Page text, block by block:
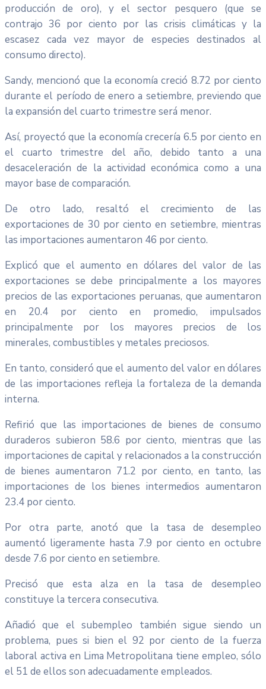
producción de oro), y el sector pesquero (que se
contrajo 36 por ciento por las crisis climáticas y la
escasez cada vez mayor de especies destinados al
consumo directo).
Sandy, mencionó que la economía creció 8.72 por ciento
durante el período de enero a setiembre, previendo que
la expansión del cuarto trimestre será menor.
Así, proyectó que la economía crecería 6.5 por ciento en
el cuarto trimestre del año, debido tanto a una
desaceleración de la actividad económica como a una
mayor base de comparación.
De otro lado, resaltó el crecimiento de las
exportaciones de 30 por ciento en setiembre, mientras
las importaciones aumentaron 46 por ciento.
Explicó que el aumento en dólares del valor de las
exportaciones se debe principalmente a los mayores
precios de las exportaciones peruanas, que aumentaron
en 20.4 por ciento en promedio, impulsados
principalmente por los mayores precios de los
minerales, combustibles y metales preciosos.
En tanto, consideró que el aumento del valor en dólares
de las importaciones refleja la fortaleza de la demanda
interna.
Refirió que las importaciones de bienes de consumo
duraderos subieron 58.6 por ciento, mientras que las
importaciones de capital y relacionados a la construcción
de bienes aumentaron 71.2 por ciento, en tanto, las
importaciones de los bienes intermedios aumentaron
23.4 por ciento.
Por otra parte, anotó que la tasa de desempleo
aumentó ligeramente hasta 7.9 por ciento en octubre
desde 7.6 por ciento en setiembre.
Precisó que esta alza en la tasa de desempleo
constituye la tercera consecutiva.
Añadió que el subempleo también sigue siendo un
problema, pues si bien el 92 por ciento de la fuerza
laboral activa en Lima Metropolitana tiene empleo, sólo
el 51 de ellos son adecuadamente empleados.